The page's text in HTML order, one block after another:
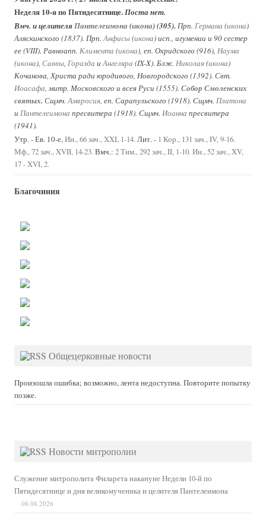
Неделя 10-я по Пятидесятнице.Поста нет.
Вмч. и целителяПантелеимона (икона) (305). Прп. Германа (икона)
Аляскинского (1837). Прп.Анфисы(икона) исп., игумении и 90 сестер
ее (VIII). Равноапп. Климента (икона), еп. Охридского (916), Наума
(икона), Саввы, Горазда иАнгеляра (IX-X). Блж. Николая(икона)
Кочанова, Христа ради юродивого, Новгородского (1392). Свт.
Иоасафа, митр. Московского и всея Руси (1555). Собор Смоленских
святых. Сщмч.Амвросия, еп. Сарапульского (1918). Сщмч. Платона
и Пантелеимона пресвитера (1918). Сщмч. Иоанна пресвитера
(1941).
Утр. - Ев. 10-е,Ин., 66 зач., XXI, 1-14. Лит. - 1 Кор., 131 зач., IV, 9-16.
Мф., 72 зач., XVII, 14-23. Вмч.: 2 Тим., 292 зач., II, 1-10. Ин., 52 зач., XV,
17 - XVI, 2.
Благочиния
Общецерковные новости
Произошла ошибка; возможно, лента недоступна. Повторите попытку
позже.
Новости митрополии
Служение митрополита Филарета накануне Недели 10-й по
Пятидесятнице и дня великомученика и целителя Пантелеимона
08.08.2026